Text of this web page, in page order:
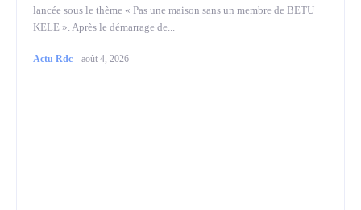
lancée sous le thème « Pas une maison sans un membre de BETU
KELE ». Après le démarrage de...
Actu Rdc -août 4, 2026